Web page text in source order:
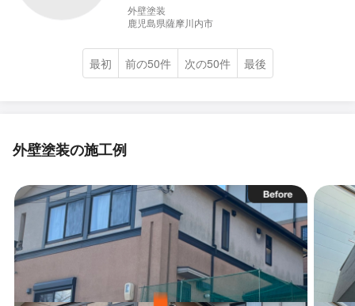
外壁塗装
鹿児島県薩摩川内市
最初 前の50件 次の50件 最後
外壁塗装の施工例